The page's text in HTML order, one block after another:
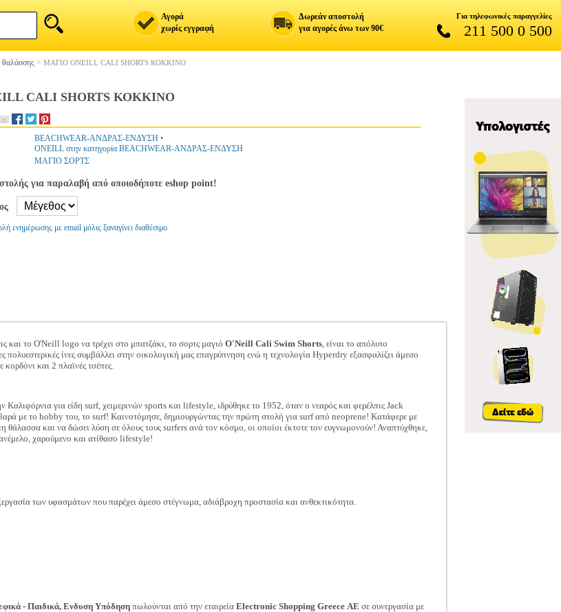
Αγορά
χωρίς εγγραφή
Δωρεάν αποστολή
για αγορές άνω των 90€
Για τηλεφωνικές παραγγελίες
211 500 0 500
θαλάσσης > ΜΑΓΙΟ ONEILL CALI SHORTS ΚΟΚΚΙΝΟ
CALI SHORTS ΚΟΚΚΙΝΟ
BEACHWEAR-ΑΝΔΡΑΣ-ΕΝΔΥΣΗ •
ONEILL στην κατηγορία BEACHWEAR-ΑΝΔΡΑΣ-ΕΝΔΥΣΗ
ΜΑΓΙΟ ΣΟΡΤΣ
για παραλαβή από οποιοδήποτε eshop point!
ενημέρωσης με email μόλις ξαναγίνει διαθέσιμο
και το O'Neill logo να τρέχει στο μπατζάκι, το σορτς μαγιό O'Neill Cali Swim Shorts, είναι το απόλυτο
ίνες συμβάλλει στην οικολογική μας επαγρύπνηση ενώ η τεχνολογία Hyperdry εξασφαλίζει άμεσο
και 2 πλαϊνές τσέπες.
για είδη surf, χειμερινών sports και lifestyle, ιδρύθηκε το 1952, όταν ο νεαρός και φερέλπις Jack
με το hobby του, το surf! Καινοτόμησε, δημιουργώντας την πρώτη στολή για surf από neoprene! Κατάφερε με
θάλασσα και να δώσει λύση σε όλους τους surfers ανά τον κόσμο, οι οποίοι έκτοτε τον ευγνωμονούν! Αναπτύχθηκε,
χαρούμενο και ατίθασο lifestyle!
των υφασμάτων που παρέχει άμεσο στέγνωμα, αδιάβροχη προστασία και ανθεκτικότητα.
- Παιδικά, Ενδυση Υπόδηση πωλούνται από την εταιρεία Electronic Shopping Greece ΑΕ σε συνεργασία με